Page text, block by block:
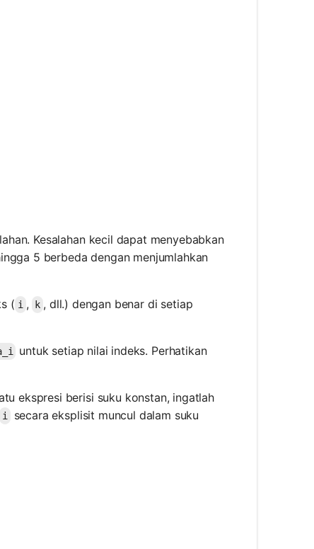
Kesalahan kecil dapat menyebabkan
5 berbeda dengan menjumlahkan
( i , k , dll.) dengan benar di setiap
untuk setiap nilai indeks. Perhatikan
ekspresi berisi suku konstan, ingatlah
i
secara eksplisit muncul dalam suku